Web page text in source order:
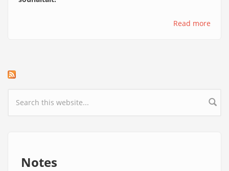
Read more
Search form
Notes